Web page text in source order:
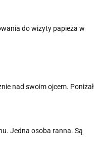
do wizyty papieża w
nad swoim ojcem. Poniżał
Jedna osoba ranna. Są